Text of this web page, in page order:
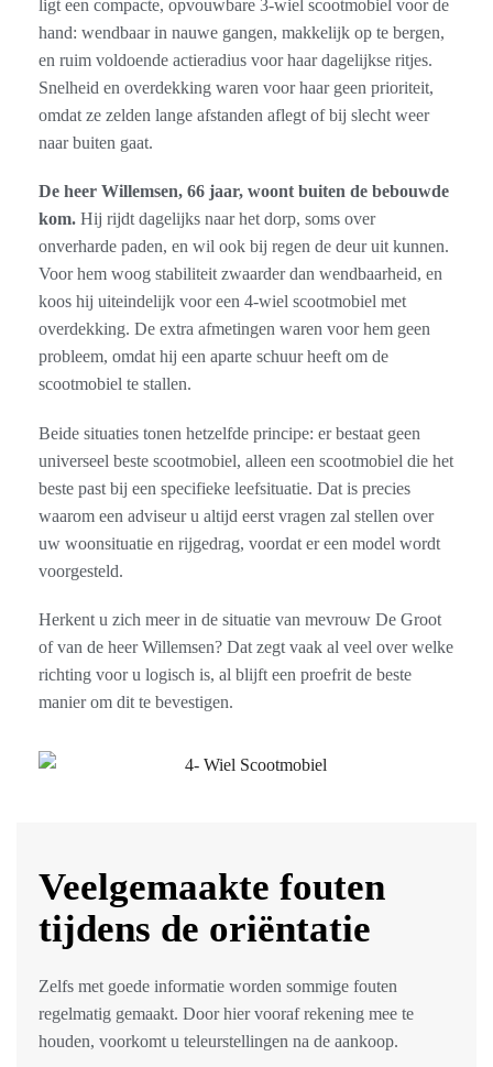
ligt een compacte, opvouwbare 3-wiel scootmobiel voor de
hand: wendbaar in nauwe gangen, makkelijk op te bergen,
en ruim voldoende actieradius voor haar dagelijkse ritjes.
Snelheid en overdekking waren voor haar geen prioriteit,
omdat ze zelden lange afstanden aflegt of bij slecht weer
naar buiten gaat.
De heer Willemsen, 66 jaar, woont buiten de bebouwde
kom. Hij rijdt dagelijks naar het dorp, soms over
onverharde paden, en wil ook bij regen de deur uit kunnen.
Voor hem woog stabiliteit zwaarder dan wendbaarheid, en
koos hij uiteindelijk voor een 4-wiel scootmobiel met
overdekking. De extra afmetingen waren voor hem geen
probleem, omdat hij een aparte schuur heeft om de
scootmobiel te stallen.
Beide situaties tonen hetzelfde principe: er bestaat geen
universeel beste scootmobiel, alleen een scootmobiel die het
beste past bij een specifieke leefsituatie. Dat is precies
waarom een adviseur u altijd eerst vragen zal stellen over
uw woonsituatie en rijgedrag, voordat er een model wordt
voorgesteld.
Herkent u zich meer in de situatie van mevrouw De Groot
of van de heer Willemsen? Dat zegt vaak al veel over welke
richting voor u logisch is, al blijft een proefrit de beste
manier om dit te bevestigen.
Veelgemaakte fouten
tijdens de oriëntatie
Zelfs met goede informatie worden sommige fouten
regelmatig gemaakt. Door hier vooraf rekening mee te
houden, voorkomt u teleurstellingen na de aankoop.